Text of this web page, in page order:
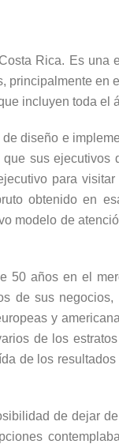
Rica. Es
incluyen toda el
diseño e
sus
para
obtenido en
modelo de
años en el
de sus
y
de los
de los
de dejar